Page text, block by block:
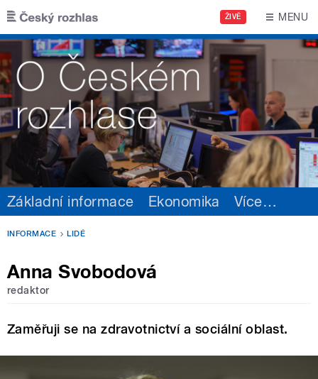
Přejít k hlavnímu obsahu
ŽIVĚ MENU
Základní informace Ekonomika Více…
INFORMACE LIDÉ
Anna Svobodová
redaktor
Zaměřuji se na zdravotnictví a sociální oblast.